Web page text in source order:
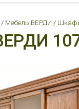
Мебель ВЕРДИ